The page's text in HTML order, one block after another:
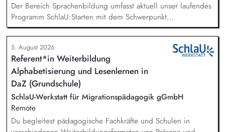
Der Bereich Sprachenbildung umfasst aktuell unser laufendes
Programm SchlaU:Starten mit dem Schwerpunkt
"Alphabetisierung in DaZ für die Grundschule" sowie
zukünftig weitere auf Unterrichtsmaterial bezogene Projekte
mit den Schwerpunkten sprachensensibles und
rassismuskritisches Deutschlernen von der Grundschule bis in
die Berufliche Bildung. Der Bereich Sprachenbildung
entwickelt in seinen Projekten dazu zielgruppengerechte und
innovative Unterrichtsmaterialien und begleitet pädagogische
Fachkräfte mit daran angeschlossenen
Weiterbildungsangeboten online wie offline.
5. August 2026
Referent*in Weiterbildung
Alphabetisierung und Lesenlernen in
DaZ (Grundschule)
SchlaU-Werkstatt für Migrationspädagogik gGmbH
Remote
Du begleitest pädagogische Fachkräfte und Schulen in